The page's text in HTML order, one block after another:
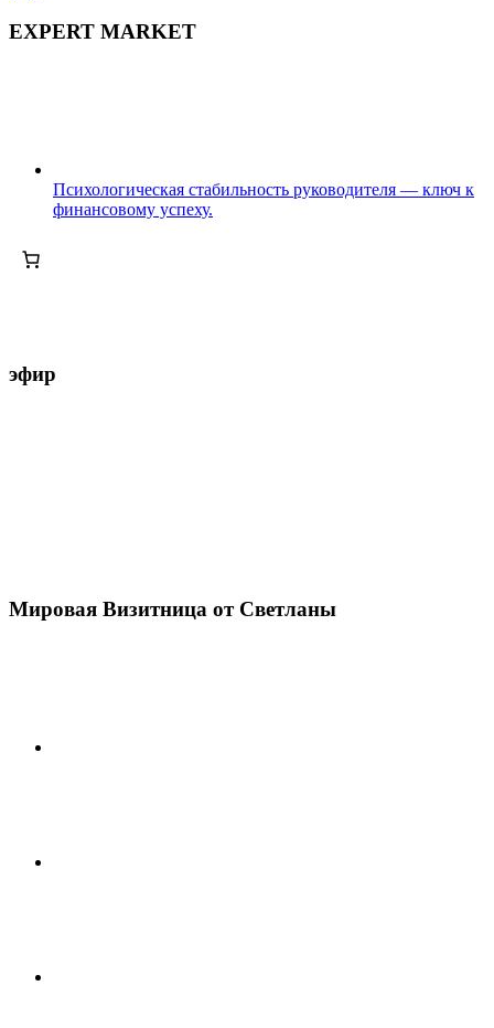
EXPERT MARKET
Психологическая стабильность руководителя — ключ к
финансовому успеху.
эфир
Мировая Визитница от Светланы